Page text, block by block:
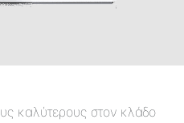
καλύτερους στον κλάδο